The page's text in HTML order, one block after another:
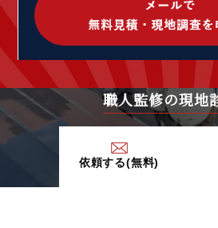
職人監修の現地
依頼する(無料)